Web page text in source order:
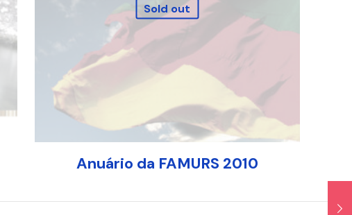
Sold out
Anuário da FAMURS 2010